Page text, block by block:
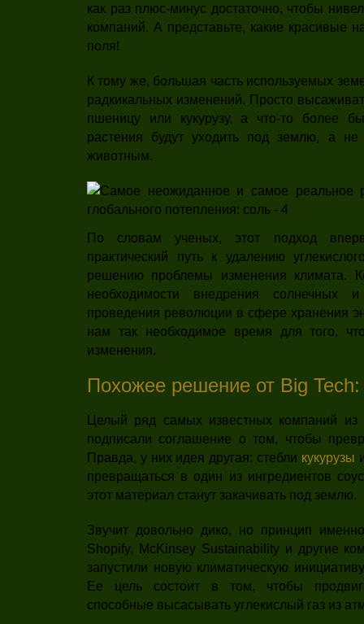
как раз плюс-минус достаточно, чтобы
компаний. А представьте, какие красивые
поля!
К тому же, большая часть используемых
радкикальных изменений. Просто
пшеницу или кукурузу, а что-то более
растения будут уходить под землю, а
животным.
По словам ученых, этот подход
практический путь к удалению
решению проблемы изменения климата.
необходимости внедрения солнечных
проведения революции в сфере хранения
нам так необходимое время для того,
изменения.
Похожее решение от Big
Целый ряд самых известных компаний
подписали соглашение о том, чтобы
Правда, у них идея другая: стебли кукурузы
превращаться в один из ингредиентов
этот материал станут закачивать под землю.
Звучит довольно дико, но принцип
Shopify, McKinsey Sustainability и другие
запустили новую климатическую
Ее цель состоит в том, чтобы
способные высасывать углекислый газ из